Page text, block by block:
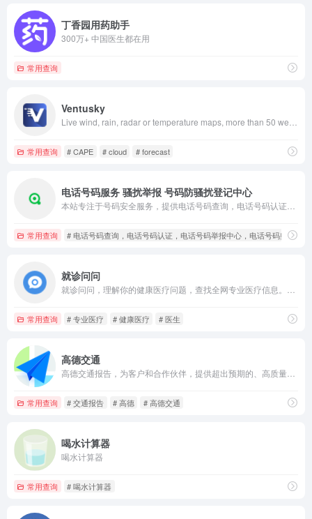
丁香园用药助手
300万+ 中国医生都在用
常用查询
Ventusky
常用查询 # CAPE # cloud # forecast
电话号码服务 骚扰举报 号码防骚扰登记中心
常用查询 # 电话号码查询，电话号码认证，电话号码举报中心，电话号码归属地
就诊问问
常用查询 # 专业医疗 # 健康医疗 # 医生
高德交通
常用查询 # 交通报告 # 高德 # 高德交通
喝水计算器
喝水计算器
常用查询 # 喝水计算器